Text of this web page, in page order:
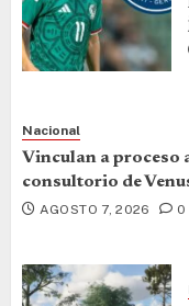
Nacional
Vinculan a proceso
consultorio de
AGOSTO 7, 2026 0